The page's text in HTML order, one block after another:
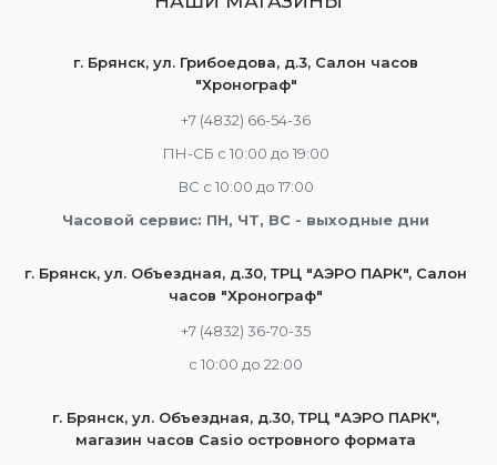
г. Брянск, ул. Грибоедова, д.3, Салон часов
"Хронограф"
+7 (4832) 66-54-36
ПН-СБ с 10:00 до 19:00
ВС с 10:00 до 17:00
Часовой сервис: ПН, ЧТ, ВС - выходные дни
г. Брянск, ул. Объездная, д.30, ТРЦ "АЭРО ПАРК", Салон
часов "Хронограф"
+7 (4832) 36-70-35
c 10:00 до 22:00
г. Брянск, ул. Объездная, д.30, ТРЦ "АЭРО ПАРК",
магазин часов Casio островного формата